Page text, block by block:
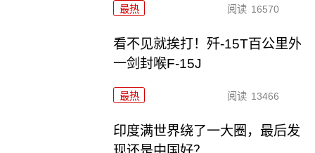
最热 阅读 16570
看不见就挨打！歼-15T百公里外
一剑封喉F-15J
最热 阅读 13466
印度满世界绕了一大圈，最后发